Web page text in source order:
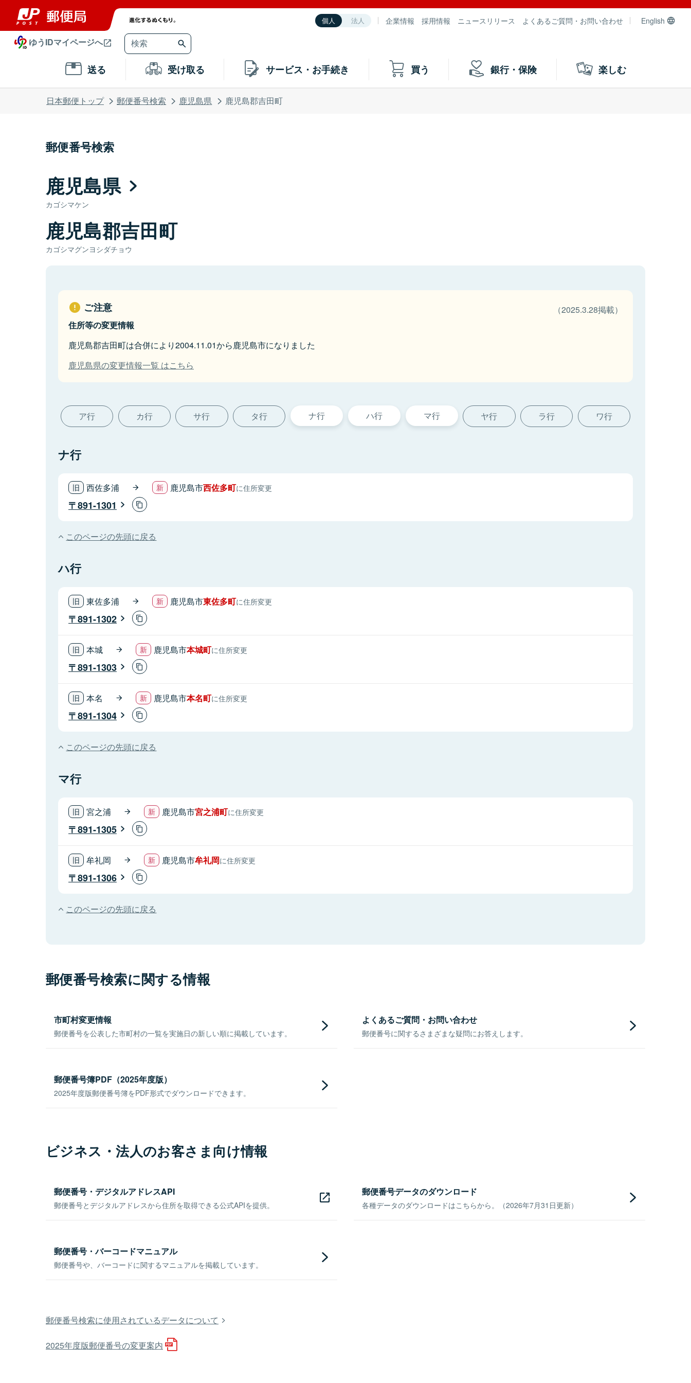
個人 法人 企業情報 採用情報 ニュースリリース よくあるご質問・お問い合わせ English
ゆうIDマイページへ
送る 受け取る サービス・お手続き 買う 銀行・保険 楽しむ
日本郵便トップ 郵便番号検索 鹿児島県 鹿児島郡吉田町
郵便番号検索
鹿児島県
カゴシマケン
鹿児島郡吉田町
カゴシマグンヨシダチョウ
ご注意
（2025.3.28掲載）
住所等の変更情報
鹿児島郡吉田町は合併により2004.11.01から鹿児島市になりました
鹿児島県の変更情報一覧 はこちら
ア行 カ行 サ行 タ行 ナ行 ハ行 マ行 ヤ行 ラ行 ワ行
ナ行
西佐多浦 鹿児島市西佐多町に住所変更
891-1301
このページの先頭に戻る
ハ行
東佐多浦 鹿児島市東佐多町に住所変更
891-1302
本城 鹿児島市本城町に住所変更
891-1303
本名 鹿児島市本名町に住所変更
891-1304
このページの先頭に戻る
マ行
宮之浦 鹿児島市宮之浦町に住所変更
891-1305
牟礼岡 鹿児島市牟礼岡に住所変更
891-1306
このページの先頭に戻る
郵便番号検索に関する情報
市町村変更情報
郵便番号を公表した市町村の一覧を実施日の新しい順に掲載しています。
よくあるご質問・お問い合わせ
郵便番号に関するさまざまな疑問にお答えします。
郵便番号簿PDF（2025年度版）
2025年度版郵便番号簿をPDF形式でダウンロードできます。
ビジネス・法人のお客さま向け情報
郵便番号・デジタルアドレスAPI
郵便番号とデジタルアドレスから住所を取得できる公式APIを提供。
郵便番号データのダウンロード
各種データのダウンロードはこちらから。（2026年7月31日更新）
郵便番号・バーコードマニュアル
郵便番号や、バーコードに関するマニュアルを掲載しています。
郵便番号検索に使用されているデータについて
2025年度版郵便番号の変更案内